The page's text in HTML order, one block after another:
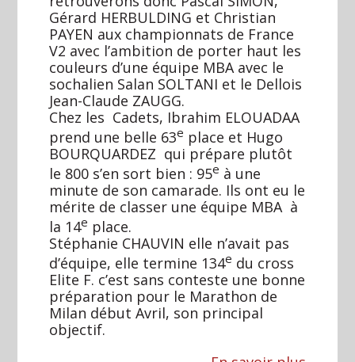
Gérard HERBULDING et Christian
PAYEN aux championnats de France
V2 avec l’ambition de porter haut les
couleurs d’une équipe MBA avec le
sochalien Salan SOLTANI et le Dellois
Jean-Claude ZAUGG.
Chez les Cadets, Ibrahim ELOUADAA
prend une belle 63e place et Hugo
BOURQUARDEZ qui prépare plutôt
le 800 s’en sort bien : 95e à une
minute de son camarade. Ils ont eu le
mérite de classer une équipe MBA à
la 14e place.
Stéphanie CHAUVIN elle n’avait pas
d’équipe, elle termine 134e du cross
Elite F. c’est sans conteste une bonne
préparation pour le Marathon de
Milan début Avril, son principal
objectif.